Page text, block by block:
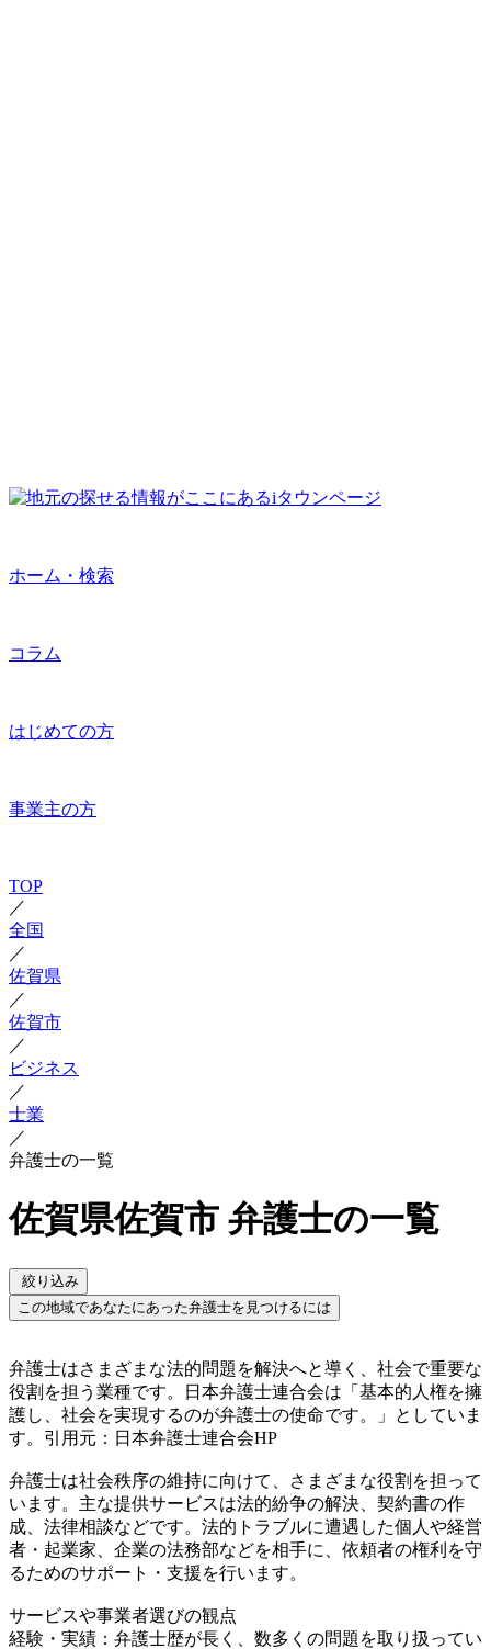
ホーム・検索
コラム
はじめての方
事業主の方
TOP
／
全国
／
佐賀県
／
佐賀市
／
ビジネス
／
士業
／
弁護士の一覧
佐賀県佐賀市 弁護士の一覧
絞り込み
この地域であなたにあった弁護士を見つけるには
弁護士はさまざまな法的問題を解決へと導く、社会で重要な
役割を担う業種です。日本弁護士連合会は「基本的人権を擁
護し、社会を実現するのが弁護士の使命です。」としていま
す。引用元：日本弁護士連合会HP
弁護士は社会秩序の維持に向けて、さまざまな役割を担って
います。主な提供サービスは法的紛争の解決、契約書の作
成、法律相談などです。法的トラブルに遭遇した個人や経営
者・起業家、企業の法務部などを相手に、依頼者の権利を守
るためのサポート・支援を行います。
サービスや事業者選びの観点
経験・実績：弁護士歴が長く、数多くの問題を取り扱ってい